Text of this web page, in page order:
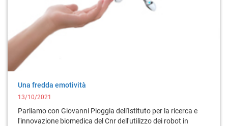
Una fredda emotività
13/10/2021
Parliamo con Giovanni Pioggia dell'Istituto per la ricerca e
l'innovazione biomedica del Cnr dell'utilizzo dei robot in